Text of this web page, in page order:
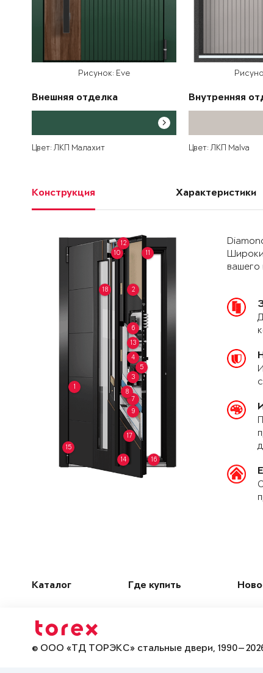
Рисунок: Eve
Внешняя отделка
Цвет: ЛКП Малахит
Внутренняя
Цвет: ЛКП Malva
Конструкция Характеристики
1
2
3
4
5
6
7
8
9
10 11
12
13
14
15
16
17
18
вашего
Каталог Где купить
© ООО «ТД ТОРЭКС» стальные двери,